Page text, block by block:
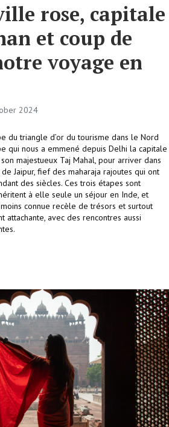
rose, capitale
et coup de
voyage en
2024
du triangle d’or du tourisme dans le Nord
qui nous a emmené depuis Delhi la capitale
majestueux Taj Mahal, pour arriver dans
Jaipur, fief des maharaja rajoutes qui ont
des siècles. Ces trois étapes sont
à elle seule un séjour en Inde, et
connue recèle de trésors et surtout
attachante, avec des rencontres aussi